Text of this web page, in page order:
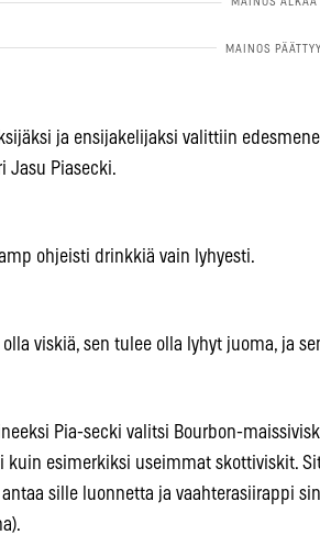
ja ensijakelijaksi valittiin
Jasu Piasecki.
ohjeisti drinkkiä vain lyhyesti.
viskiä, sen tulee olla lyhyt juoma, ja
Pia-secki valitsi Bourbon-
kuin esimerkiksi useimmat skottiviskit.
sille luonnetta ja vaahterasiirappi